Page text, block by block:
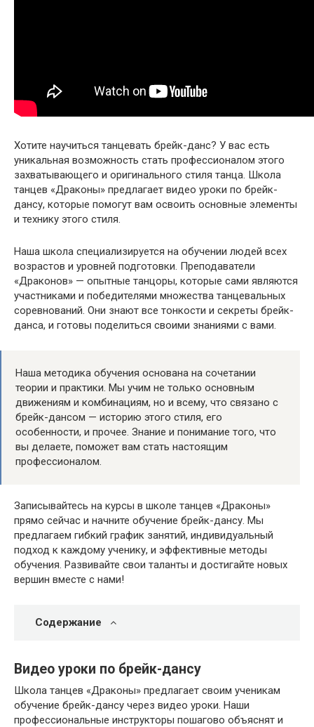
Хотите научиться танцевать брейк-данс? У вас есть
уникальная возможность стать профессионалом этого
захватывающего и оригинального стиля танца. Школа
танцев «Драконы» предлагает видео уроки по брейк-
дансу, которые помогут вам освоить основные элементы
и технику этого стиля.
Наша школа специализируется на обучении людей всех
возрастов и уровней подготовки. Преподаватели
«Драконов» — опытные танцоры, которые сами являются
участниками и победителями множества танцевальных
соревнований. Они знают все тонкости и секреты брейк-
данса, и готовы поделиться своими знаниями с вами.
Наша методика обучения основана на сочетании
теории и практики. Мы учим не только основным
движениям и комбинациям, но и всему, что связано с
брейк-дансом — историю этого стиля, его
особенности, и прочее. Знание и понимание того, что
вы делаете, поможет вам стать настоящим
профессионалом.
Записывайтесь на курсы в школе танцев «Драконы»
прямо сейчас и начните обучение брейк-дансу. Мы
предлагаем гибкий график занятий, индивидуальный
подход к каждому ученику, и эффективные методы
обучения. Развивайте свои таланты и достигайте новых
вершин вместе с нами!
Содержание
Видео уроки по брейк-дансу
Школа танцев «Драконы» предлагает своим ученикам
обучение брейк-дансу через видео уроки. Наши
профессиональные инструкторы пошагово объяснят и